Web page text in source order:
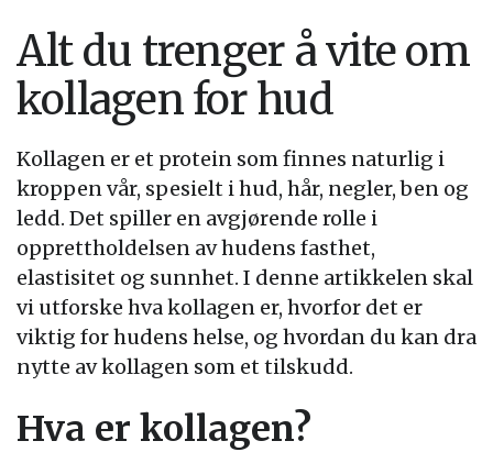
Alt du trenger å vite om
kollagen for hud
Kollagen er et protein som finnes naturlig i
kroppen vår, spesielt i hud, hår, negler, ben og
ledd. Det spiller en avgjørende rolle i
opprettholdelsen av hudens fasthet,
elastisitet og sunnhet. I denne artikkelen skal
vi utforske hva kollagen er, hvorfor det er
viktig for hudens helse, og hvordan du kan dra
nytte av kollagen som et tilskudd.
Hva er kollagen?